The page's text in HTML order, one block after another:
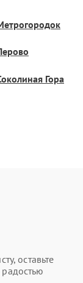
Гора
оставьте